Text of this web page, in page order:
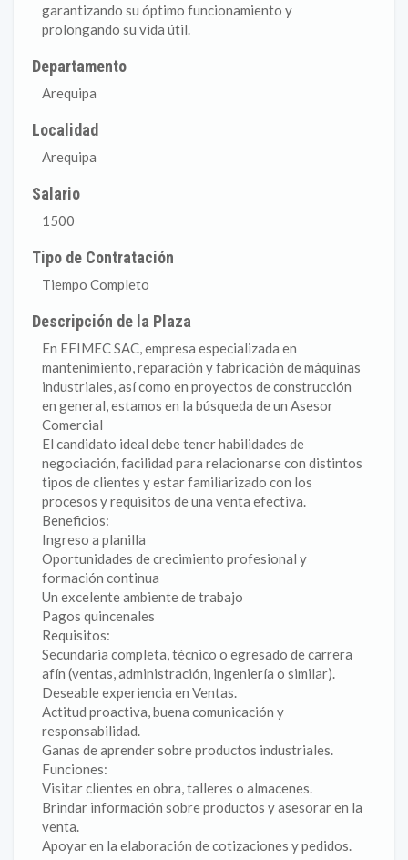
garantizando su óptimo funcionamiento y
prolongando su vida útil.
Departamento
Arequipa
Localidad
Arequipa
Salario
1500
Tipo de Contratación
Tiempo Completo
Descripción de la Plaza
En EFIMEC SAC, empresa especializada en
mantenimiento, reparación y fabricación de máquinas
industriales, así como en proyectos de construcción
en general, estamos en la búsqueda de un Asesor
Comercial
El candidato ideal debe tener habilidades de
negociación, facilidad para relacionarse con distintos
tipos de clientes y estar familiarizado con los
procesos y requisitos de una venta efectiva.
Beneficios:
Ingreso a planilla
Oportunidades de crecimiento profesional y
formación continua
Un excelente ambiente de trabajo
Pagos quincenales
Requisitos:
Secundaria completa, técnico o egresado de carrera
afín (ventas, administración, ingeniería o similar).
Deseable experiencia en Ventas.
Actitud proactiva, buena comunicación y
responsabilidad.
Ganas de aprender sobre productos industriales.
Funciones:
Visitar clientes en obra, talleres o almacenes.
Brindar información sobre productos y asesorar en la
venta.
Apoyar en la elaboración de cotizaciones y pedidos.